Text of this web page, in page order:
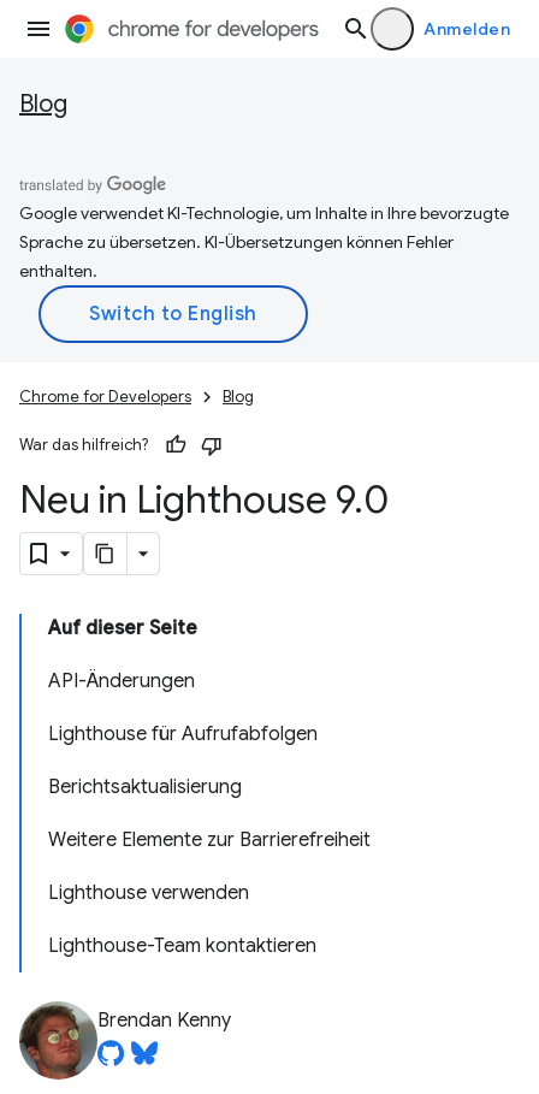
Anmelden
Blog
Google verwendet KI-Technologie, um Inhalte in Ihre bevorzugte
Sprache zu übersetzen. KI-Übersetzungen können Fehler
enthalten.
Chrome for Developers Blog
War das hilfreich?
Neu in Lighthouse 9.0
Auf dieser Seite
API-Änderungen
Lighthouse für Aufrufabfolgen
Berichtsaktualisierung
Weitere Elemente zur Barrierefreiheit
Lighthouse verwenden
Lighthouse-Team kontaktieren
Brendan Kenny